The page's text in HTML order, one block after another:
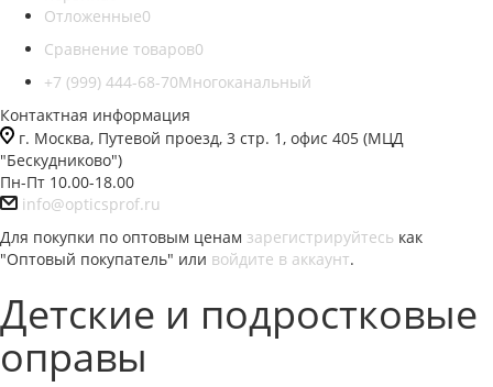
Отложенные0
Сравнение товаров0
+7 (999) 444-68-70Многоканальный
Контактная информация
г. Москва, Путевой проезд, 3 стр. 1, офис 405 (МЦД
"Бескудниково")
Пн-Пт 10.00-18.00
info@opticsprof.ru
Для покупки по оптовым ценам зарегистрируйтесь как
"Оптовый покупатель" или войдите в аккаунт.
Детские и подростковые
оправы